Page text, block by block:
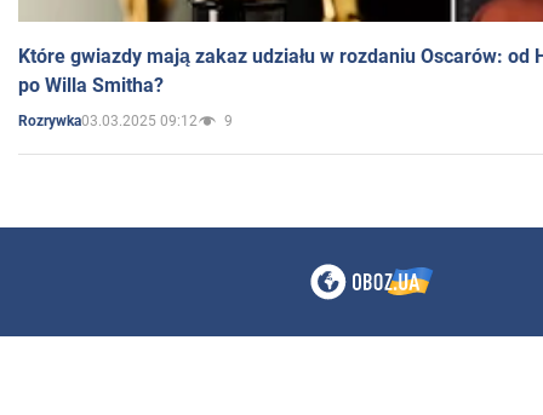
Które gwiazdy mają zakaz udziału w rozdaniu Oscarów: od
po Willa Smitha?
Rozrywka03.03.2025 09:12 9